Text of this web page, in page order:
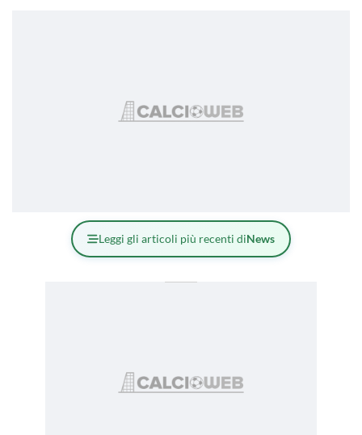
Leggi gli articoli più recenti diNews